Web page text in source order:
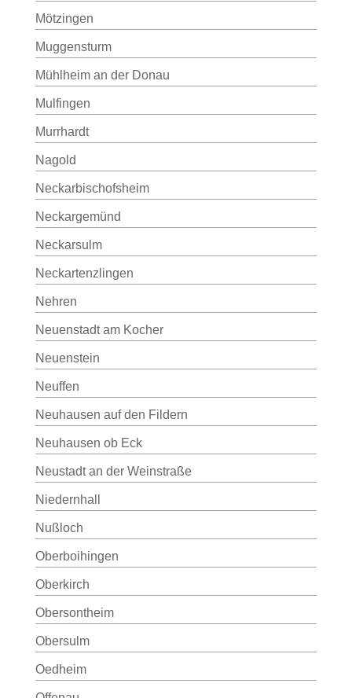
Mötzingen
Muggensturm
Mühlheim an der Donau
Mulfingen
Murrhardt
Nagold
Neckarbischofsheim
Neckargemünd
Neckarsulm
Neckartenzlingen
Nehren
Neuenstadt am Kocher
Neuenstein
Neuffen
Neuhausen auf den Fildern
Neuhausen ob Eck
Neustadt an der Weinstraße
Niedernhall
Nußloch
Oberboihingen
Oberkirch
Obersontheim
Obersulm
Oedheim